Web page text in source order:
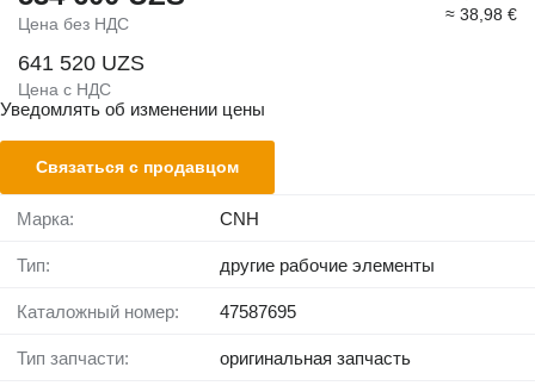
Цена без НДС
≈ 38,98 €
641 520 UZS
Цена с НДС
Уведомлять об изменении цены
Связаться с продавцом
Марка: CNH
Тип: другие рабочие элементы
Каталожный номер: 47587695
Тип запчасти: оригинальная запчасть